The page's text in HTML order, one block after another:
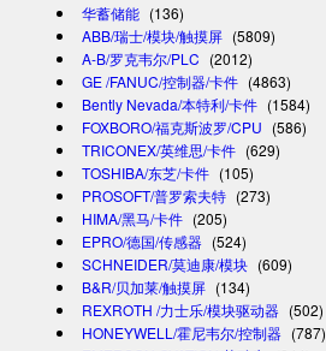
华蓄储能 (136)
ABB/瑞士/模块/触摸屏 (5809)
A-B/罗克韦尔/PLC (2012)
GE /FANUC/控制器/卡件 (4863)
Bently Nevada/本特利/卡件 (1584)
FOXBORO/福克斯波罗/CPU (586)
TRICONEX/英维思/卡件 (629)
TOSHIBA/东芝/卡件 (105)
PROSOFT/普罗索夫特 (273)
HIMA/黑马/卡件 (205)
EPRO/德国/传感器 (524)
SCHNEIDER/莫迪康/模块 (609)
B&R/贝加莱/触摸屏 (134)
REXROTH /力士乐/模块驱动器 (502)
HONEYWELL/霍尼韦尔/控制器 (787)